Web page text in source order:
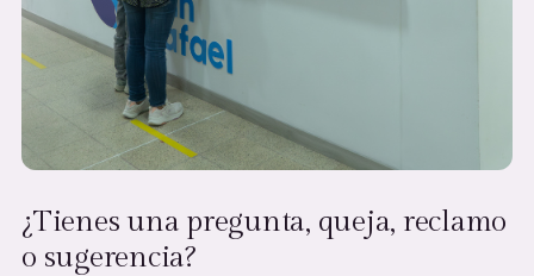
¿Tienes una pregunta, queja, reclamo
o sugerencia?